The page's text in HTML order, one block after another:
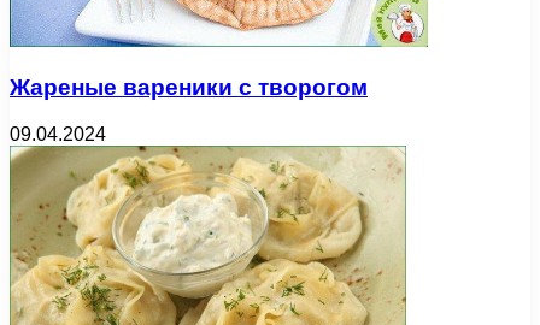
Жареные вареники с творогом
09.04.2024